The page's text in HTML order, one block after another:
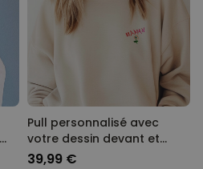
Pull personnalisé avec
votre dessin devant et
derrière
39,99 €